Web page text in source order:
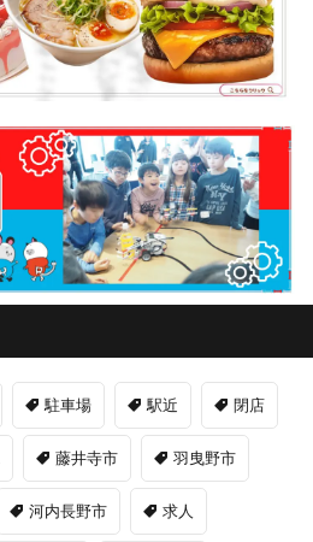
駐車場 駅近 閉店
藤井寺市 羽曳野市
河内長野市 求人